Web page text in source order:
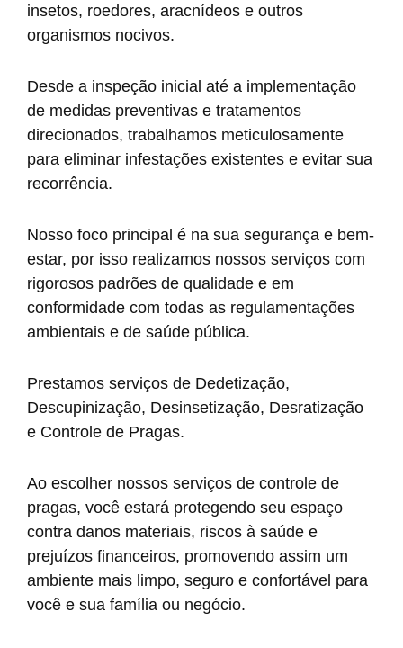
insetos, roedores, aracnídeos e outros
organismos nocivos.
Desde a inspeção inicial até a implementação
de medidas preventivas e tratamentos
direcionados, trabalhamos meticulosamente
para eliminar infestações existentes e evitar sua
recorrência.
Nosso foco principal é na sua segurança e bem-
estar, por isso realizamos nossos serviços com
rigorosos padrões de qualidade e em
conformidade com todas as regulamentações
ambientais e de saúde pública.
Prestamos serviços de Dedetização,
Descupinização, Desinsetização, Desratização
e Controle de Pragas.
Ao escolher nossos serviços de controle de
pragas, você estará protegendo seu espaço
contra danos materiais, riscos à saúde e
prejuízos financeiros, promovendo assim um
ambiente mais limpo, seguro e confortável para
você e sua família ou negócio.